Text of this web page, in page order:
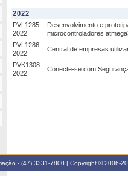
2022
PVL1285-
2022
Desenvolvimento e
microcontroladores
PVL1286-
2022
Central de empresas
PVK1308-
2022
Conecte-se com
- (47) 3331-7800 | Copyright © 2006-